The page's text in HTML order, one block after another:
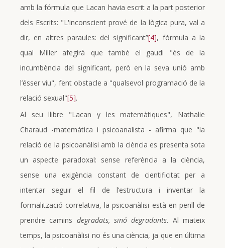
amb la fórmula que Lacan havia escrit a la part posterior
dels Escrits: "L'inconscient prové de la lògica pura, val a
dir, en altres paraules: del significant”[4], fórmula a la
qual Miller afegirà que també el gaudi "és de la
incumbència del significant, però en la seva unió amb
l’ésser viu", fent obstacle a "qualsevol programació de la
relació sexual"[5].
Al seu llibre "Lacan y les matemàtiques", Nathalie
Charaud -matemàtica i psicoanalista - afirma que "la
relació de la psicoanàlisi amb la ciència es presenta sota
un aspecte paradoxal: sense referència a la ciència,
sense una exigència constant de cientificitat per a
intentar seguir el fil de l’estructura i inventar la
formalització correlativa, la psicoanàlisi està en perill de
prendre camins degradats, sinó degradants. Al mateix
temps, la psicoanàlisi no és una ciència, ja que en última